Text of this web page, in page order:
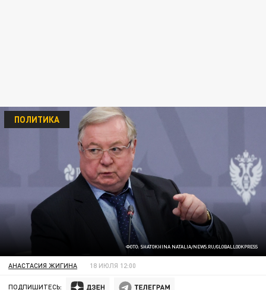
ФОТО: SHATOKHINA NATALIA/NEWS.RU/GLOBALLOOKPRESS
ПОЛИТИКА
АНАСТАСИЯ ЖИГИНА 18 ИЮЛЯ 12:00
ПОДПИШИТЕСЬ: